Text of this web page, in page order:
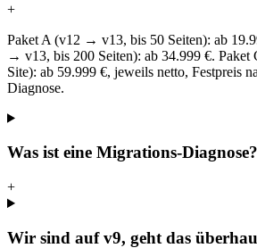
+
Paket A (v12 → v13, bis 50 Seiten): ab
→ v13, bis 200 Seiten): ab 34.999 €. Paket
Site): ab 59.999 €, jeweils netto, Festpreis
Diagnose.
Was ist eine Migrations-Diagnose?
+
Wir sind auf v9, geht das